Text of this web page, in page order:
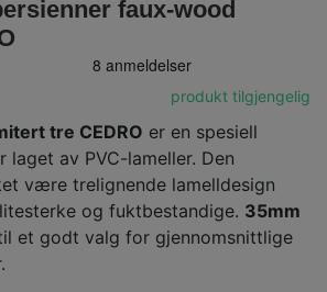
faux-wood
produkt tilgjengelig
tre CEDRO er en spesiell
laget av PVC-lameller. Den
være trelignende lamelldesign
og fuktbestandige. 35mm
et godt valg for gjennomsnittlige